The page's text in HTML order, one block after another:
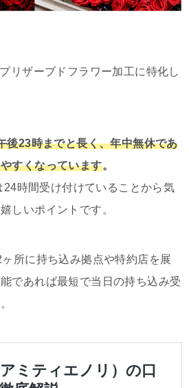
リザーブドフラワー加工に特化し
後23時までと長く、年中無休であ
すくなっています。
24時間受け付けていることから気
しいポイントです。
所に持ち込み拠点や特約店を展
であれば最短で当日の持ち込み受